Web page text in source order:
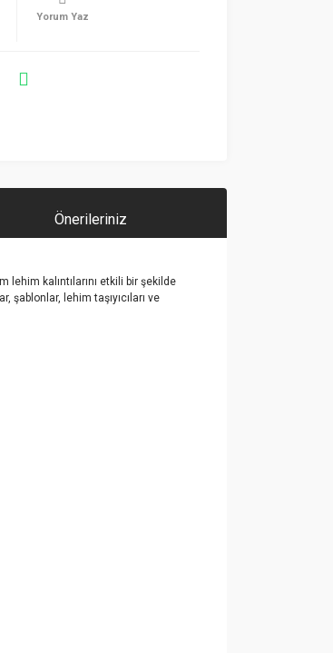
Yorum Yaz
Önerileriniz
kalıntılarını etkili bir şekilde
lehim taşıyıcıları ve